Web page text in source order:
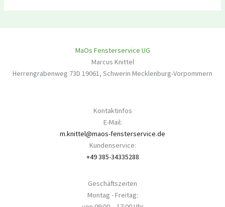
MaOs Fensterservice UG
Marcus Knittel
Herrengrabenweg 73D 19061, Schwerin Mecklenburg-Vorpommern
Kontaktinfos
E-Mail:
m.knittel@maos-fensterservice.de
Kundenservice:
+49 385-34335288
Geschäftszeiten
Montag - Freitag: